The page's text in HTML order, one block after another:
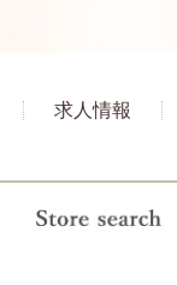
求人情報